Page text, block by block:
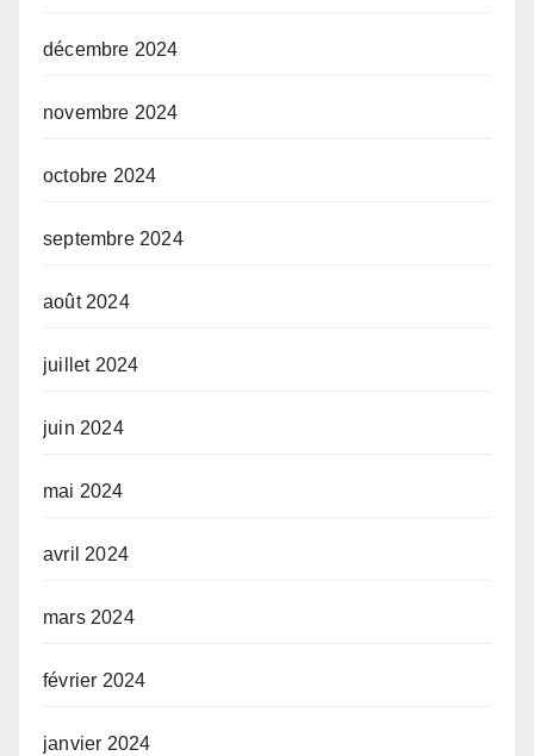
décembre 2024
novembre 2024
octobre 2024
septembre 2024
août 2024
juillet 2024
juin 2024
mai 2024
avril 2024
mars 2024
février 2024
janvier 2024